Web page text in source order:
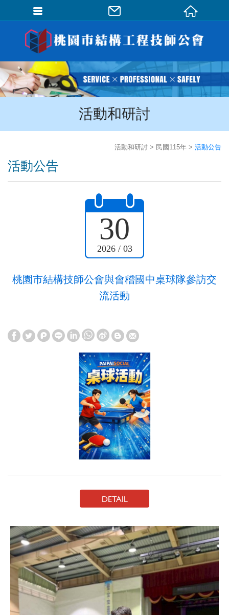
活動和研討
活動和研討 民國115年 活動公告
活動公告
30
2026 / 03
桃園市結構技師公會與會稽國中桌球隊參訪交
流活動
DETAIL
加入會員
忘記密碼
密碼修改
填寫匯款通知